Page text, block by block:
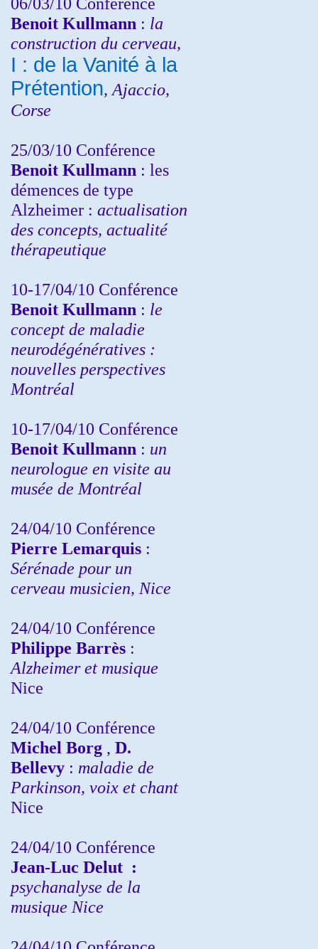
Benoit Kullmann : la
construction du cerveau,
I : de la Vanité à la
Prétention, Ajaccio,
Corse
25/03/10 Conférence
Benoit Kullmann : les
démences de type
Alzheimer : actualisation
des concepts, actualité
thérapeutique
10-17/04/10 Conférence
Benoit Kullmann : le
concept de maladie
neurodégénératives :
nouvelles perspectives
Montréal
10-17/04/10 Conférence
Benoit Kullmann : un
neurologue en visite au
musée de Montréal
24/04/10 Conférence
Pierre Lemarquis :
Sérénade pour un
cerveau musicien, Nice
24/04/10 Conférence
Philippe Barrès :
Alzheimer et musique
Nice
24/04/10 Conférence
Michel Borg , D.
Bellevy : maladie de
Parkinson, voix et chant
Nice
24/04/10 Conférence
Jean-Luc Delut :
psychanalyse de la
musique Nice